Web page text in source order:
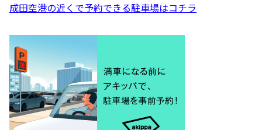
成田空港の近くで予約できる駐車場はコチラ